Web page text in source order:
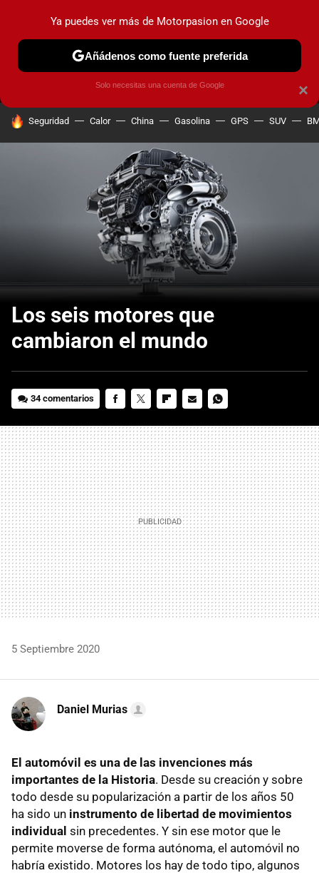
MENÚ NUEVO
COCHES ELÉCTRICOS OBSERVATORIO
HOY SE HABLA DE
Seguridad Calor China Gasolina GPS SUV
Los seis motores que
cambiaron el mundo
34 comentarios
MAIL
5 Septiembre 2020
Daniel Murias
El automóvil es una de las invenciones más
importantes de la Historia. Desde su creación y sobre
todo desde su popularización a partir de los años 50
ha sido un instrumento de libertad de movimientos
individual sin precedentes. Y sin ese motor que le
permite moverse de forma autónoma, el automóvil no
habría existido. Motores los hay de todo tipo, algunos
×
Ya puedes ver más de Motorpasion en Google
Añádenos como fuente preferida
Solo necesitas una cuenta de Google